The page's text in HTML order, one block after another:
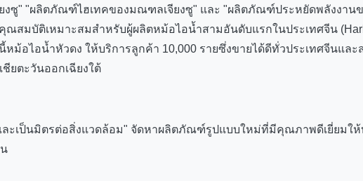
งซู" "ผลิตภัณฑ์ไฮเทคของมณฑลเจียงซู" และ "ผลิตภัณฑ์ประหยัดพลังงาน
สมบัติเหมาะสมสำหรับผู้ผลิตหม้อไอน้ำสามอันดับแรกในประเทศจีน
หม้อไอน้ำหัวดง ให้บริการลูกค้า 10,000 รายซึ่งขายได้ดีทั่วประเทศจีนและ
ยตะวันออกเฉียงใต้
เป็นมิตรต่อสิ่งแวดล้อม" จัดหาผลิตภัณฑ์รูปแบบใหม่ที่มีคุณภาพดีเยี่ยมให้